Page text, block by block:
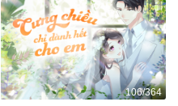
106/364